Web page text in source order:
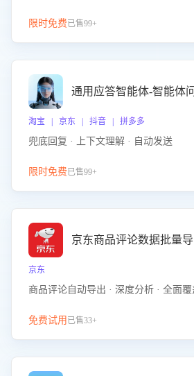
限时免费已售99+
通用应答智能体-智能体
淘宝 | 京东 | 抖音 | 拼多多
兜底回复 · 上下文理解 · 自动发送
限时免费已售99+
京东商品评论数据批量
京东
商品评论自动导出 · 深度分析 · 全面覆
免费试用 已售33+